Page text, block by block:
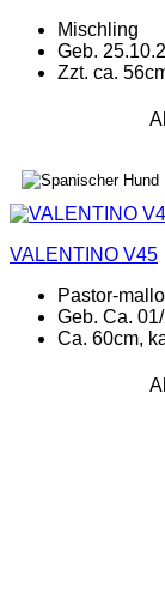
Mischling
Geb.
Zzt. ca.
VALENTINO V45
Pastor-
Geb. Ca.
Ca. 60cm,